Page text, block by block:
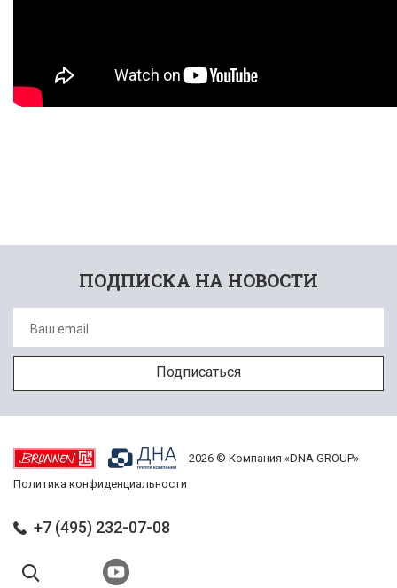
ПОДПИСКА НА НОВОСТИ
2026 © Компания «DNA GROUP»
Политика конфиденциальности
+7 (495) 232-07-08